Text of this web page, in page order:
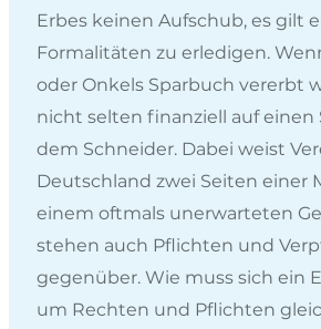
Erbes keinen Aufschub, es gilt
Formalitäten zu erledigen.
oder Onkels Sparbuch vererbt
nicht selten finanziell auf einen
dem Schneider. Dabei weist
Deutschland zwei Seiten einer
einem oftmals unerwarteten
stehen auch Pflichten und
gegenüber. Wie muss sich ein
um Rechten und Pflichten